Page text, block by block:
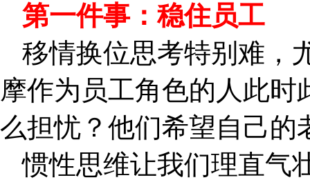
第一件事：稳住员工
移情换位思考特别难，
摩作为员工角色的人此
么担忧？他们希望自己的
惯性思维让我们理直气